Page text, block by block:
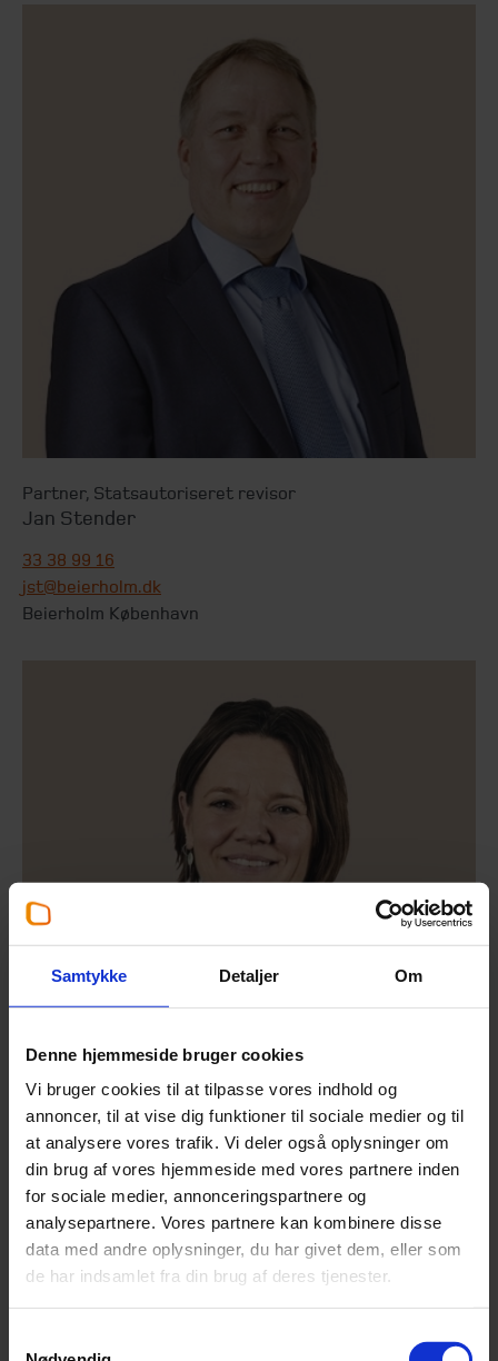
Samtykke Detaljer Om
Denne hjemmeside bruger cookies
Vi bruger cookies til at tilpasse vores indhold og
annoncer, til at vise dig funktioner til sociale medier og til
at analysere vores trafik. Vi deler også oplysninger om
din brug af vores hjemmeside med vores partnere inden
for sociale medier, annonceringspartnere og
analysepartnere. Vores partnere kan kombinere disse
data med andre oplysninger, du har givet dem, eller som
de har indsamlet fra din brug af deres tjenester.
Partner, Statsautoriseret revisor
Jan Stender
33 38 99 16
jst@beierholm.dk
Beierholm København
Partner,Statsautoriseret revisor
Louise Corneliussen
33 38 98 24
lco@beierholm.dk
Beierholm København